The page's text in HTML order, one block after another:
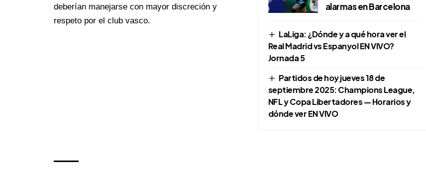
alarmas en Barcelona
LaLiga: ¿Dónde y a qué hora ver el
Real Madrid vs Espanyol EN VIVO?
Jornada 5
Partidos de hoy jueves 18 de
septiembre 2025: Champions League,
NFL y Copa Libertadores — Horarios y
dónde ver EN VIVO
deberían manejarse con mayor discreción y
respeto por el club vasco.